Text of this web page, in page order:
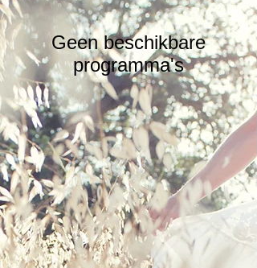
Geen beschikbare
programma's